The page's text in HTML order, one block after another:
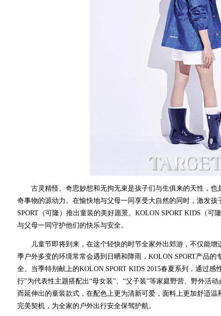
古灵精怪、奇思妙想和无拘无束是孩子们与生俱来的天性，也
奇事物的源动力。在愉快地与父母一同享受大自然的同时，激发
SPORT（可隆）推出童装的美好愿景。KOLON SPORT KIDS（
与父母一同守护他们的快乐与安全。
儿童节即将到来，在这个轻快的时节全家外出郊游，不仅能增
季户外多变的环境常常会遇到日晒和降雨，KOLON SPORT产品
全。当季特别献上的KOLON SPORT KIDS 2015春夏系列，通过
行”为代表性主题搭配出“母女装”、“父子装”等家庭野营、野外活
而延伸出的童装款式，在配色上更为清新可爱，面料上更加舒适
完美契机，为全家的户外出行安全保驾护航。